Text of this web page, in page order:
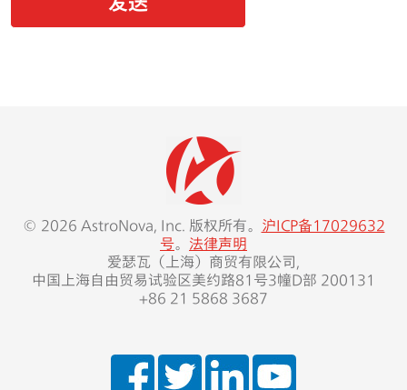
© 2026 AstroNova, Inc. 版权所有。 沪ICP备17029632
号。 法律声明
爱瑟瓦（上海）商贸有限公司,
中国上海自由贸易试验区美约路81号3幢D部 200131
+86 21 5868 3687